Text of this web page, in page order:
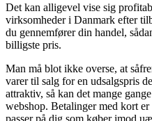
Det kan alligevel vise sig
virksomheder i Danmark efter
du gennemfører din handel,
billigste pris.
Man må blot ikke overse, at
varer til salg for en udsalgspris
attraktiv, så kan det mange
webshop. Betalinger med kort
passer på dig som køber imod